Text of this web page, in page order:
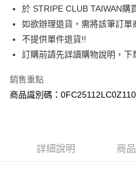
匯豐（台灣）商業銀行
聯邦商業銀行
元大商業銀行
玉山商業銀行
台灣樂天信用卡公司
街口支付
悠遊付
大哥付你分期
相關說明
流程，驗證手機門號後，選擇欲分期
【關於「AFTEE先享後付」】
於 STRIPE CLUB TAIWAN購
如欲辦理退貨，需將該筆訂單
不提供單件退貨!!
訂購前請先詳讀購物說明，下
銷售重點
商品識別碼：0FC25112LC0Z110
詳細說明 商